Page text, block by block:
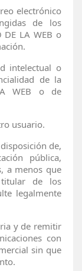
electrónico
de los
DE LA WEB o
intelectual o
de la
WEB o de
usuario.
de,
pública,
a menos que
de los
legalmente
y de remitir
con
sin que